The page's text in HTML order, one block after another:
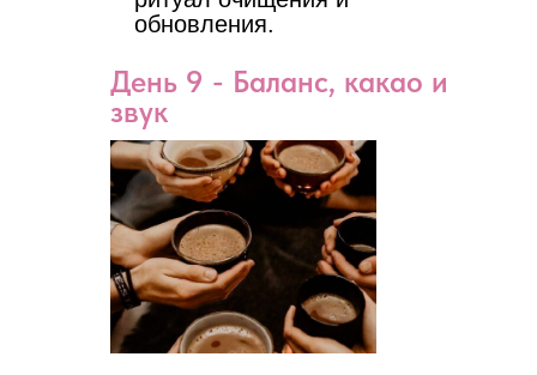
День 9 - Баланс, какао и
звук
обновления.